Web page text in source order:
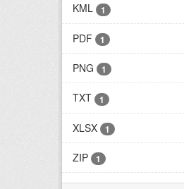
KML 1
PDF 1
PNG 1
TXT 1
XLSX 1
ZIP 1